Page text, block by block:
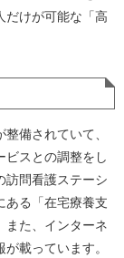
だけが可能な「高
備されていて、
ビスとの調整をし
訪問看護ステーシ
ある「在宅療養支
また、インターネ
載っています。